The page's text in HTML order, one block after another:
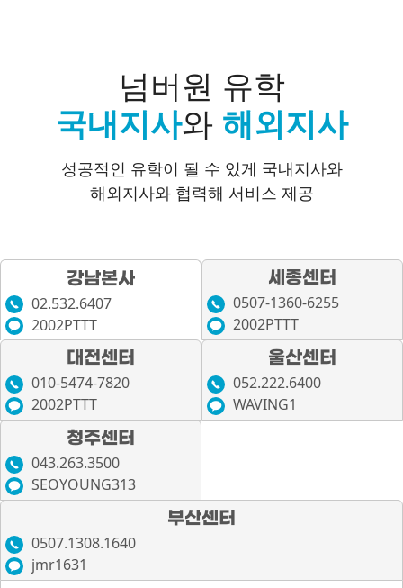
넘버원 유학
국내지사와 해외지사
성공적인 유학이 될 수 있게 국내지사와
해외지사와 협력해 서비스 제공
강남본사
02.532.6407
2002PTTT
세종센터
0507-1360-6255
2002PTTT
대전센터
010-5474-7820
2002PTTT
울산센터
052.222.6400
WAVING1
청주센터
043.263.3500
SEOYOUNG313
부산센터
0507.1308.1640
jmr1631